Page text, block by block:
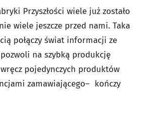
Przyszłości wiele już zostało
wiele jeszcze przed nami. Taka
połączy świat informacji ze
na szybką produkcję
pojedynczych produktów
zamawiającego– kończy